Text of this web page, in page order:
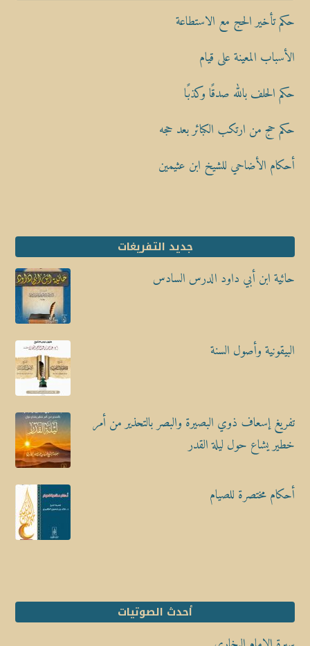
حكم تأخير الحج مع الاستطاعة
الأسباب المعينة على قيام
حكم الحلف بالله صدقًا وكذبًا
حكم حج من ارتكب الكبائر بعد حجه
أحكام الأضاحي للشيخ ابن عثيمين
جديد التفريغات
حائية ابن أبي داود الدرس السادس
البيقونية وأصول السنة
تفريغ إسعاف ذوي البصيرة والبصر بالتحذير من أمر
خطير يشاع حول ليلة القدر
أحكام مختصرة للصيام
أحدث الصوتيات